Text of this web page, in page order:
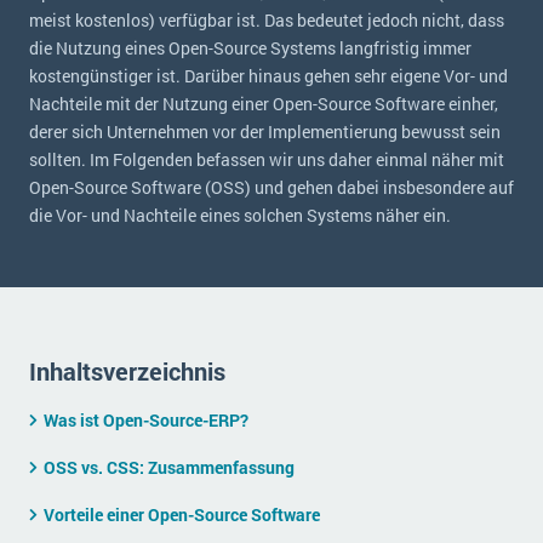
Vergleich
Auswahl
Einführung
Schulung
E-commerce
Einzelhandel
Finanzen
Grosshandel
Handel
Handwerk
IKT
Landwirtschaft
NGO
Lebensmittelindustrie
Die 4 Komponenten eines CRM-Systems
5 Funktionen einer ERP-Software für Konzerne
Mehr über ERP-Software
ERP Wissenszentrum
Ein WMS implementieren: Das sind die 6
Offene Stellen bei ERP-Lieferanten
Über uns
DSGVO/GDPR
Impressum
Kontakt
meist kostenlos) verfügbar ist. Das bedeutet jedoch nicht, dass
die Nutzung eines Open-Source Systems langfristig immer
kostengünstiger ist. Darüber hinaus gehen sehr eigene Vor- und
Nachteile mit der Nutzung einer Open-Source Software einher,
derer sich Unternehmen vor der Implementierung bewusst sein
sollten. Im Folgenden befassen wir uns daher einmal näher mit
Open-Source Software (OSS) und gehen dabei insbesondere auf
die Vor- und Nachteile eines solchen Systems näher ein.
Inhaltsverzeichnis
Was ist Open-Source-ERP?
OSS vs. CSS: Zusammenfassung
Vorteile einer Open-Source Software